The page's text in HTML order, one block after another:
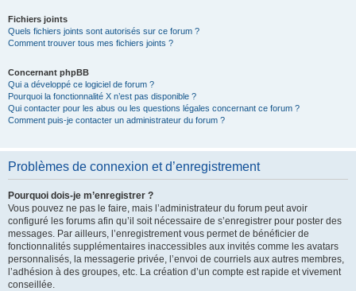
Fichiers joints
Quels fichiers joints sont autorisés sur ce forum ?
Comment trouver tous mes fichiers joints ?
Concernant phpBB
Qui a développé ce logiciel de forum ?
Pourquoi la fonctionnalité X n’est pas disponible ?
Qui contacter pour les abus ou les questions légales concernant ce forum ?
Comment puis-je contacter un administrateur du forum ?
Problèmes de connexion et d’enregistrement
Pourquoi dois-je m’enregistrer ?
Vous pouvez ne pas le faire, mais l’administrateur du forum peut avoir
configuré les forums afin qu’il soit nécessaire de s’enregistrer pour poster des
messages. Par ailleurs, l’enregistrement vous permet de bénéficier de
fonctionnalités supplémentaires inaccessibles aux invités comme les avatars
personnalisés, la messagerie privée, l’envoi de courriels aux autres membres,
l’adhésion à des groupes, etc. La création d’un compte est rapide et vivement
conseillée.